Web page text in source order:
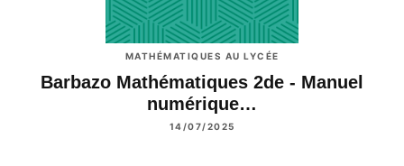
MATHÉMATIQUES AU LYCÉE
Barbazo Mathématiques 2de - Manuel
numérique…
14/07/2025